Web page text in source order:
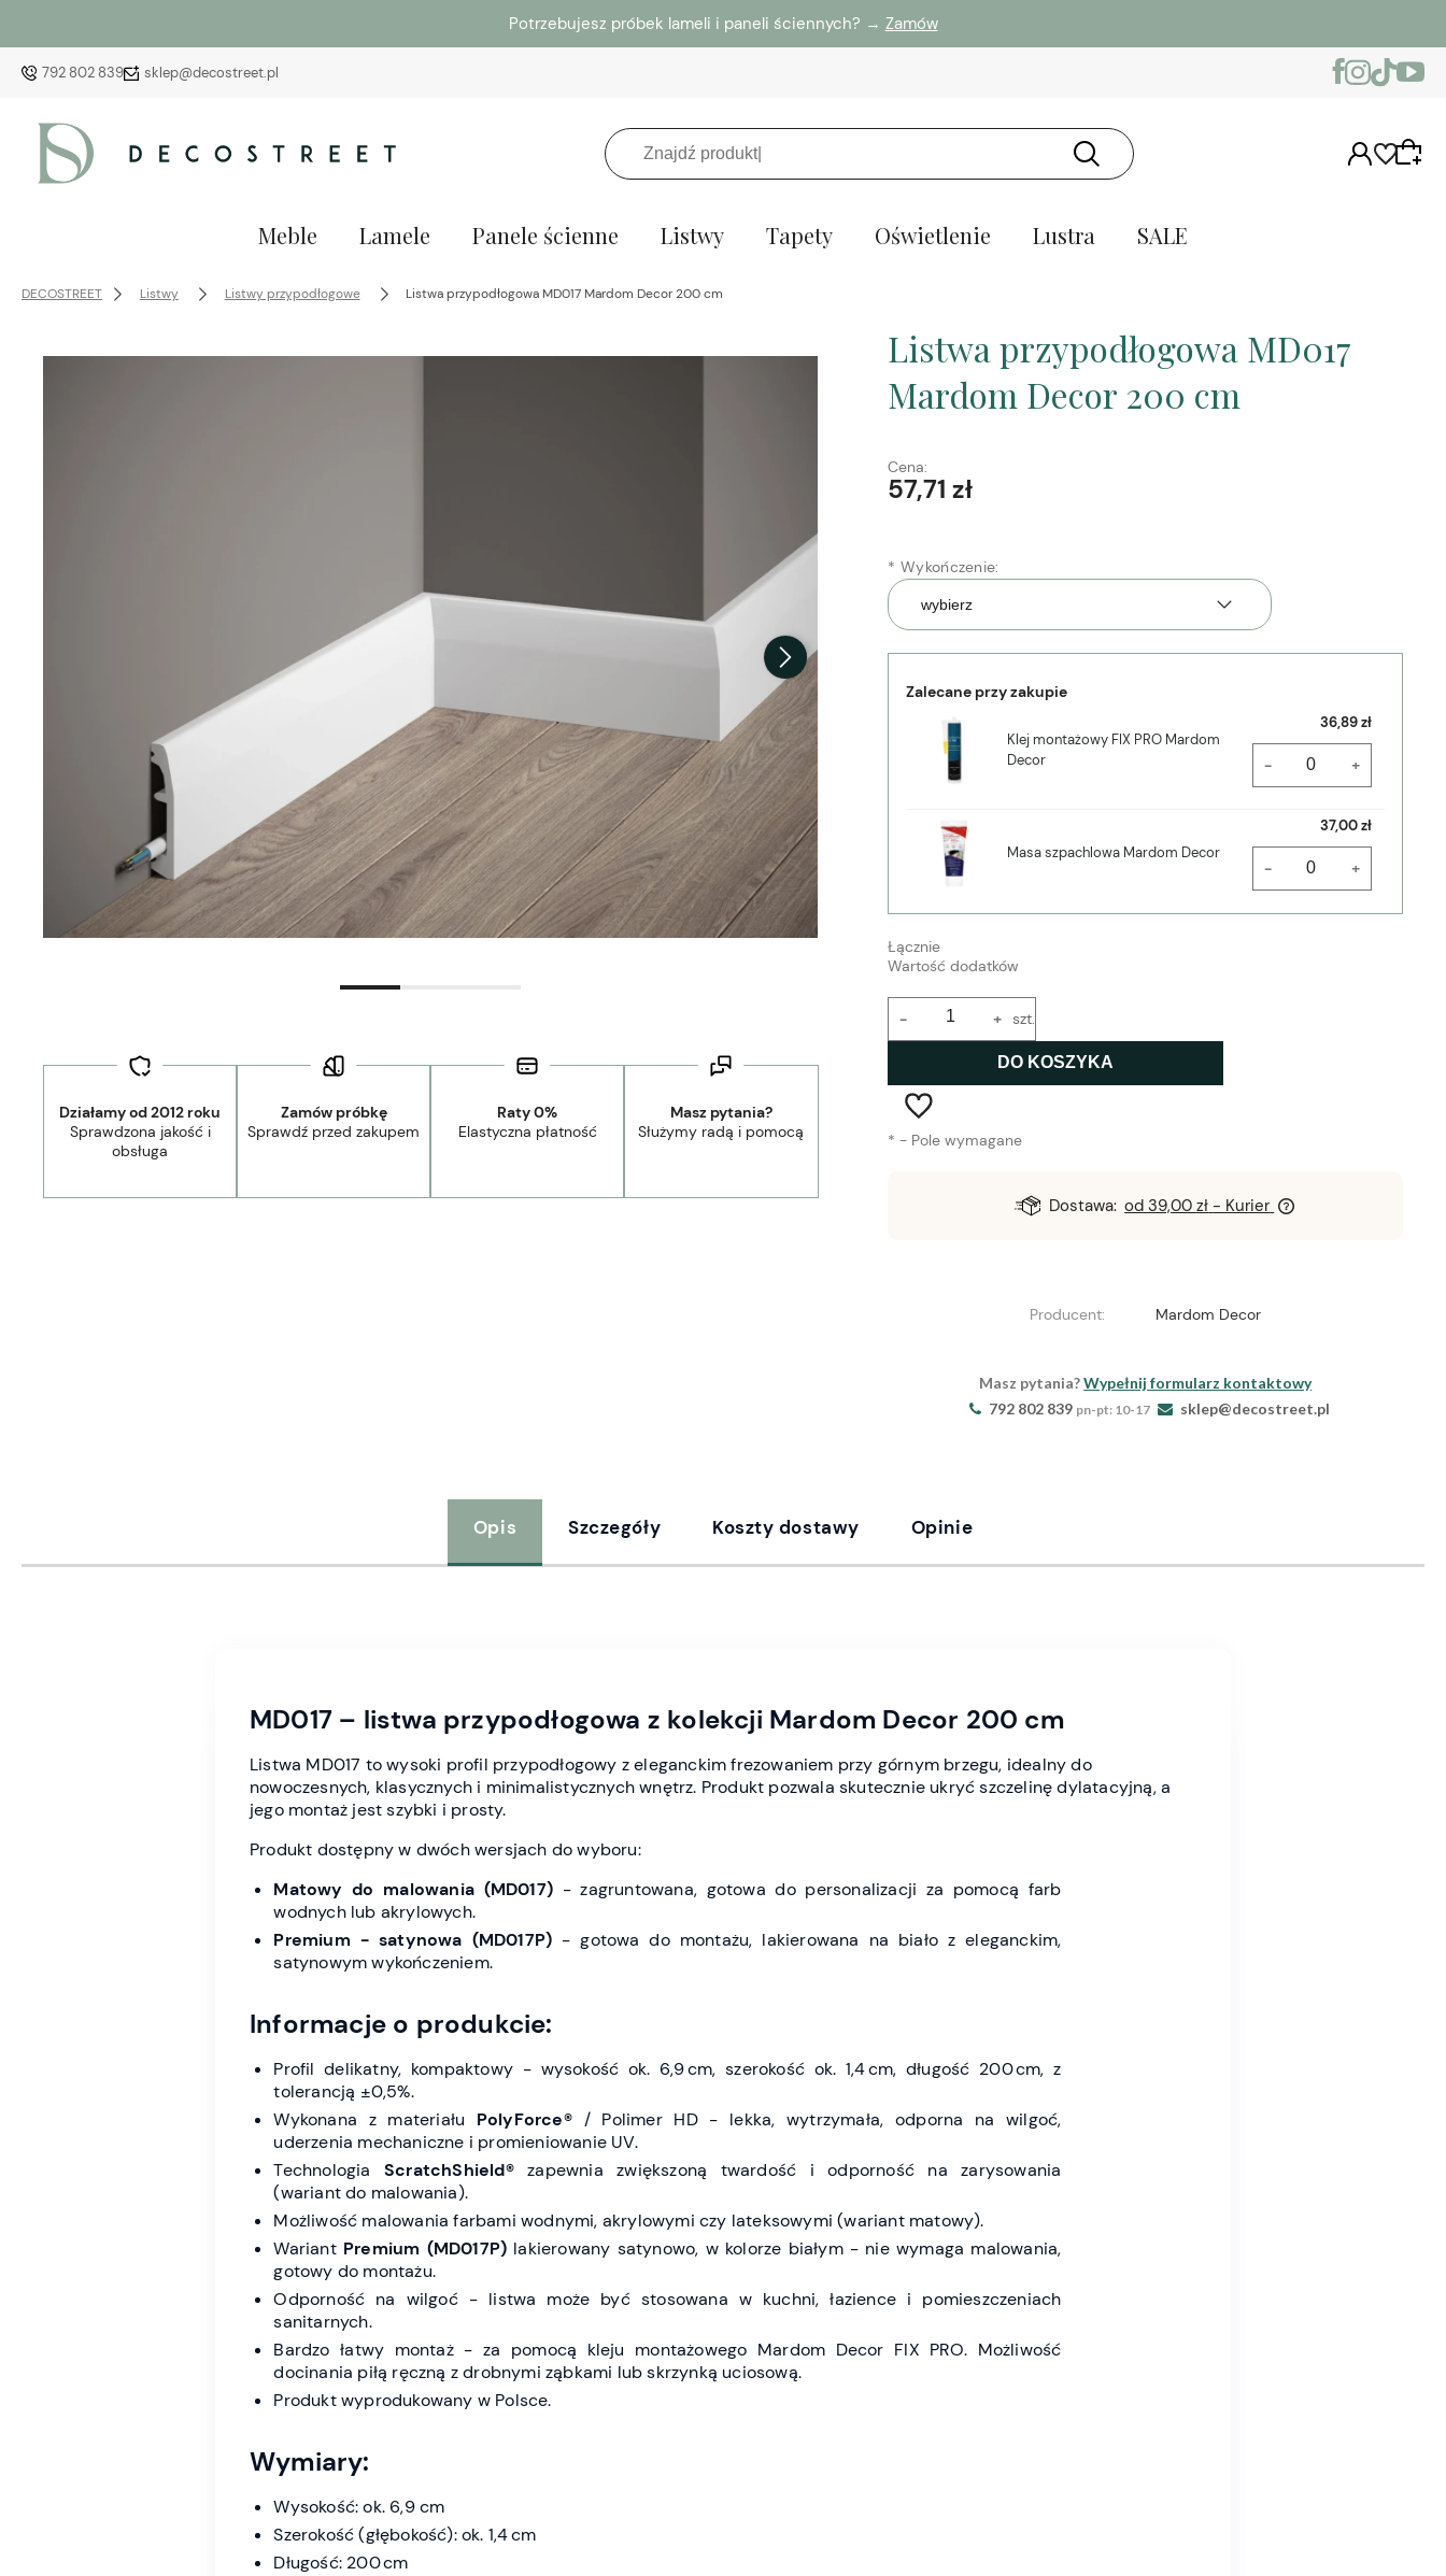
Potrzebujesz próbek lameli i paneli ściennych? → Zamów
792 802 839 sklep@decostreet.pl
Meble Lamele Panele ścienne Listwy Tapety Oświetlenie Lustra SALE
DECOSTREET Listwy Listwy przypodłogowe Listwa przypodłogowa MD017 Mardom Decor 200 cm
Działamy od 2012 roku
Sprawdzona jakość i
obsługa
Zamów próbkę
Sprawdź przed zakupem
Raty 0%
Elastyczna płatność
Masz pytania?
Służymy radą i pomocą
Listwa przypodłogowa MD017
Mardom Decor 200 cm
Cena:
57,71 zł
* Wykończenie:
Zalecane przy zakupie
Klej montażowy FIX PRO Mardom
Decor
36,89 zł
- +
Masa szpachlowa Mardom Decor
37,00 zł
- +
Łącznie
Wartość dodatków
+
- szt.
DO KOSZYKA
* - Pole wymagane
Dostawa: od 39,00 zł - Kurier Wysyłka w: 2-5 dni robocze Dostawa: od 39,00 zł - Kurier
Producent: Mardom Decor
Masz pytania?Wypełnij formularz kontaktowy
792 802 839 pn-pt: 10-17 sklep@decostreet.pl
Opis Szczegóły Koszty dostawy Opinie
MD017 – listwa przypodłogowa z kolekcji Mardom Decor 200 cm
Listwa MD017 to wysoki profil przypodłogowy z eleganckim frezowaniem przy górnym brzegu, idealny do
nowoczesnych, klasycznych i minimalistycznych wnętrz. Produkt pozwala skutecznie ukryć szczelinę dylatacyjną, a
jego montaż jest szybki i prosty.
Produkt dostępny w dwóch wersjach do wyboru:
Matowy do malowania (MD017) - zagruntowana, gotowa do personalizacji za pomocą farb
wodnych lub akrylowych.
Premium - satynowa (MD017P) - gotowa do montażu, lakierowana na biało z eleganckim,
satynowym wykończeniem.
Informacje o produkcie:
Profil delikatny, kompaktowy - wysokość ok. 6,9 cm, szerokość ok. 1,4 cm, długość 200 cm, z
tolerancją ±0,5%.
Wykonana z materiału PolyForce®/ Polimer HD - lekka, wytrzymała, odporna na wilgoć,
uderzenia mechaniczne i promieniowanie UV.
Technologia ScratchShield®zapewnia zwiększoną twardość i odporność na zarysowania
(wariant do malowania).
Możliwość malowania farbami wodnymi, akrylowymi czy lateksowymi (wariant matowy).
Wariant Premium (MD017P) lakierowany satynowo, w kolorze białym - nie wymaga malowania,
gotowy do montażu.
Odporność na wilgoć - listwa może być stosowana w kuchni, łazience i pomieszczeniach
sanitarnych.
Bardzo łatwy montaż - za pomocą kleju montażowego Mardom Decor FIX PRO. Możliwość
docinania piłą ręczną z drobnymi ząbkami lub skrzynką uciosową.
Produkt wyprodukowany w Polsce.
Wymiary:
Wysokość: ok. 6,9 cm
Szerokość (głębokość): ok. 1,4 cm
Długość: 200 cm